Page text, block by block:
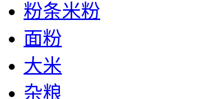
粉条米粉
面粉
大米
杂粮